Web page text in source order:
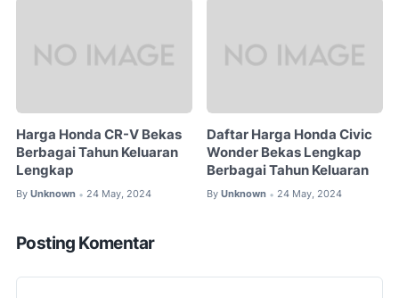
Harga Honda CR-V Bekas
Berbagai Tahun Keluaran
Lengkap
By Unknown • 24 May, 2024
Daftar Harga Honda Civic
Wonder Bekas Lengkap
Berbagai Tahun Keluaran
By Unknown • 24 May, 2024
Posting Komentar